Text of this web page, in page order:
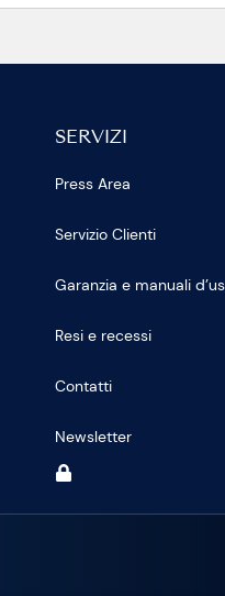
SERVIZI
Press Area
Servizio Clienti
Garanzia e manuali
Resi e recessi
Contatti
Newsletter